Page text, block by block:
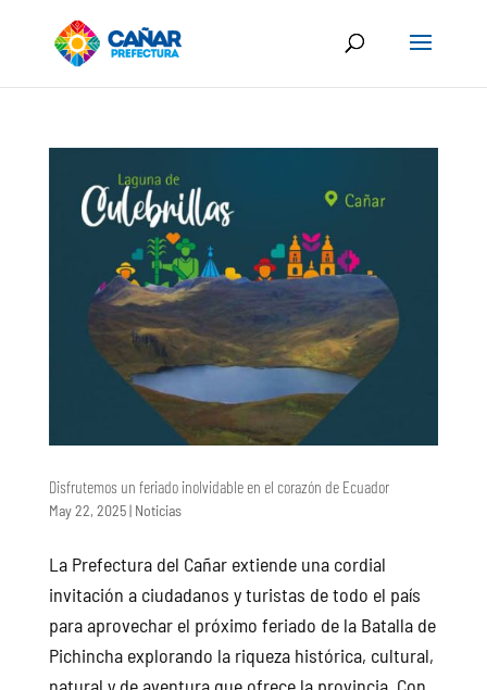
Disfrutemos un feriado inolvidable en el corazón de Ecuador
May 22, 2025| Noticias
La Prefectura del Cañar extiende una cordial
invitación a ciudadanos y turistas de todo el país
para aprovechar el próximo feriado de la Batalla de
Pichincha explorando la riqueza histórica, cultural,